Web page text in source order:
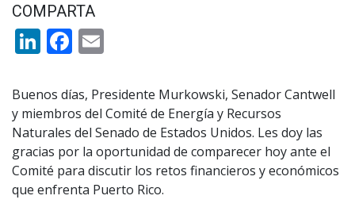
COMPARTA
LinkedIn
Facebook
Buenos días, Presidente Murkowski, Senador Cantwell
y miembros del Comité de Energía y Recursos
Naturales del Senado de Estados Unidos. Les doy las
gracias por la oportunidad de comparecer hoy ante el
Comité para discutir los retos financieros y económicos
que enfrenta Puerto Rico.